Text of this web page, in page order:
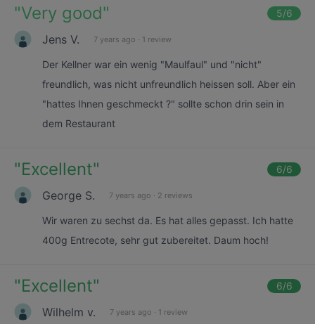
"Very good" 5/6
Jens V. 7 years ago · 1 review
Der Kellner war ein wenig "Maulfaul" und "nicht"
freundlich, was nicht unfreundlich heissen soll. Aber ein
"hattes Ihnen geschmeckt ?" sollte schon drin sein in
dem Restaurant
"Excellent" 6/6
George S. 7 years ago · 2 reviews
Wir waren zu sechst da. Es hat alles gepasst. Ich hatte
400g Entrecote, sehr gut zubereitet. Daum hoch!
"Excellent" 6/6
Wilhelm v. 7 years ago · 1 review